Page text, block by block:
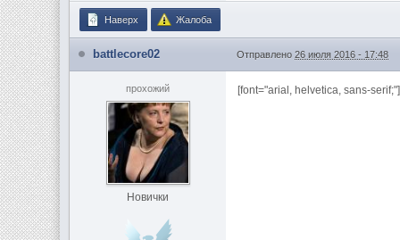
Наверх Жалоба
battlecore02 Отправлено26 июля 2016 - 17:48
прохожий
Новички
[font="arial, helvetica, sans-